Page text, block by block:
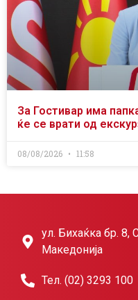
За Гостивар има
ќе се врати од
08/08/2026 11:58
ул. Бихаќка бр. 8,
Македонија
Тел. (02) 3293 100